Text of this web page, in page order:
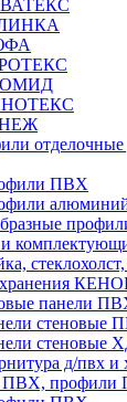
отделочные
ПВХ
хранения
панели
стеновые
стеновые
д/пвх и
ПВХ, профили